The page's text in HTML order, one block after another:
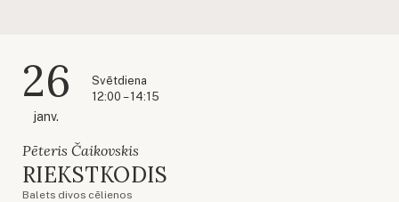
26
janv.
Svētdiena
12:00 – 14:15
Pēteris Čaikovskis
RIEKSTKODIS
Balets divos cēlienos